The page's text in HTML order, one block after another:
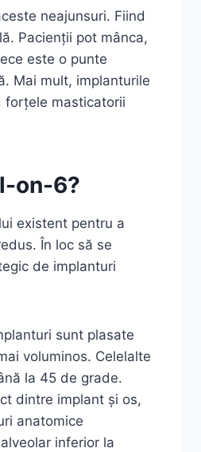
neajunsuri. Fiind
Pacienții pot mânca,
este o punte
Mai mult, implanturile
forțele masticatorii
on-6?
existent pentru a
În loc să se
de implanturi
sunt plasate
voluminos. Celelalte
la 45 de grade.
dintre implant și os,
anatomice
inferior la